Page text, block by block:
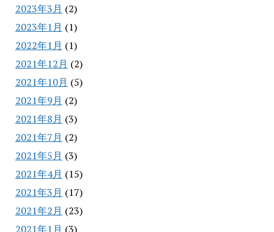
2023年3月 (2)
2023年1月 (1)
2022年1月 (1)
2021年12月 (2)
2021年10月 (5)
2021年9月 (2)
2021年8月 (3)
2021年7月 (2)
2021年5月 (3)
2021年4月 (15)
2021年3月 (17)
2021年2月 (23)
2021年1月 (3)